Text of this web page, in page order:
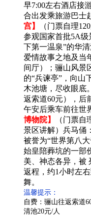
早7:00左右酒店接
合出发乘旅游巴士
宫】
（门票自理
参观国家首批5A级
下第一温泉”的华
爱情故事之地及当
间厅）；骊山风景
的“兵谏亭”，向山
木池塘，尽收眼底
返索道60元），后
午安后乘车前往世
博物院】
（门票自
景区讲解）兵马俑
被誉为“世界第八
始皇陪葬坑的一部
美、神态各异，被
返程，约1小时左
舞。
温馨提示：
自费：骊山往返索道
清池20元/人